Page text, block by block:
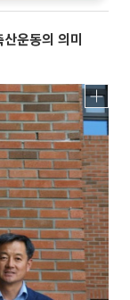
운동의 의미